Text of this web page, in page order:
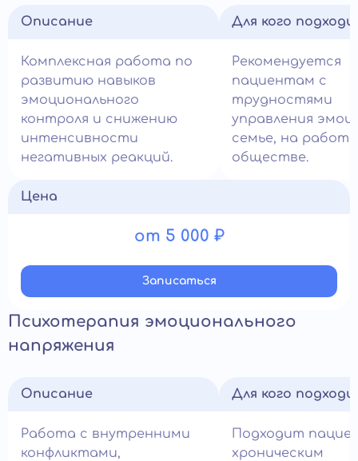
Описание
Комплексная работа по
развитию навыков
эмоционального
контроля и снижению
интенсивности
негативных реакций.
Для кого
Рекомендуется
пациентам с
трудностями
управления
семье, на
обществе.
Цена
от 5 000 ₽
Записатьcя
Психотерапия эмоционального
напряжения
Описание
Работа с внутренними
конфликтами,
Для кого
Подходит
хроническим